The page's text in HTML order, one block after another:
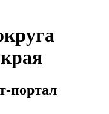
портал